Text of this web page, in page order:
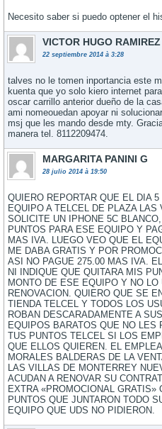
Necesito saber si puedo optener el
VICTOR HUGO
22 septiembre 2014 à 3:28
talves no le tomen inportancia este
kuenta que yo solo kiero internet
oscar carrillo anterior dueño de la
ami nomeouedan apoyar ni
msj que les mando desde mty.
manera tel. 8112209474.
MARGARITA PANINI G
28 julio 2014 à 19:50
QUIERO REPORTAR QUE EL DIA 5
EQUIPO A TELCEL DE PLAZA
SOLICITE UN IPHONE 5C
PUNTOS PARA ESE EQUIPO Y
MAS IVA. LUEGO VEO QUE EL
ME DABA GRATIS Y POR
ASI NO PAGUE 275.00 MAS IVA.
NI INDIQUE QUE QUITARA MIS
MONTO DE ESE EQUIPO Y NO
RENOVACION. QUIERO QUE SE
TIENDA TELCEL Y TODOS LOS
ROBAN DESCARADAMENTE A
EQUIPOS BARATOS QUE NO LES
TUS PUNTOS TELCEL SI LOS
QUE ELLOS QUIEREN. EL
MORALES BALDERAS DE LA
LAS VILLAS DE MONTERREY
ACUDAN A RENOVAR SU
EXTRA «PROMOCIONAL GRATIS»
PUNTOS QUE JUNTARON TODO
EQUIPO QUE UDS NO PIDIERON.